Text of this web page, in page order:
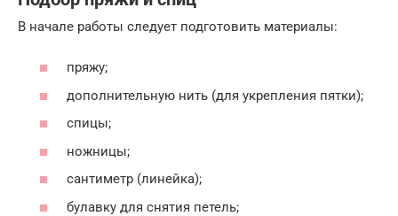
В начале работы следует подготовить материалы:
пряжу;
дополнительную нить (для укрепления пятки);
спицы;
ножницы;
сантиметр (линейка);
булавку для снятия петель;